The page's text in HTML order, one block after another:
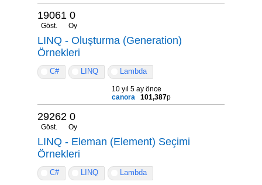
19061
Göst.
0
Oy
LINQ - Oluşturma (Generation)
Örnekleri
C# LINQ Lambda
10 yıl 5 ay önce
canora
101,387p
29262
Göst.
0
Oy
LINQ - Eleman (Element) Seçimi
Örnekleri
C# LINQ Lambda